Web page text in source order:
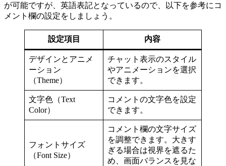
が可能ですが、英語表記となっているので、以下を参考にコ
メント欄の設定をしましょう。
設定項目 内容
デザインとアニメ
ーション
（Theme）
チャット表示のスタイル
やアニメーションを選択
できます。
文字色（Text
Color）
コメントの文字色を設定
できます。
フォントサイズ
（Font Size）
コメント欄の文字サイズ
を調整できます。大きす
ぎる場合は視界を遮るた
め、画面バランスを見な